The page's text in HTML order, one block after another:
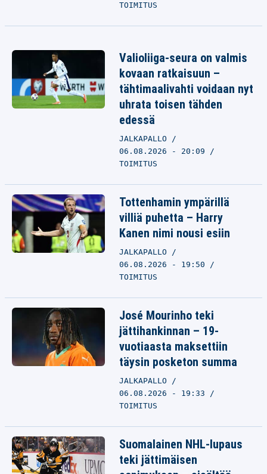
TOIMITUS
Valioliiga-seura on valmis
kovaan ratkaisuun –
tähtimaalivahti voidaan nyt
uhrata toisen tähden
edessä
JALKAPALLO
06.08.2026 - 20:09
TOIMITUS
Tottenhamin ympärillä
villiä puhetta – Harry
Kanen nimi nousi esiin
JALKAPALLO
06.08.2026 - 19:50
TOIMITUS
José Mourinho teki
jättihankinnan – 19-
vuotiaasta maksettiin
täysin posketon summa
JALKAPALLO
06.08.2026 - 19:33
TOIMITUS
Suomalainen NHL-lupaus
teki jättimäisen